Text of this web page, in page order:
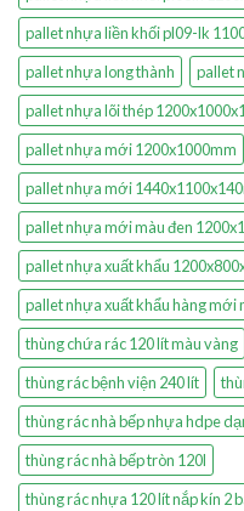
pallet nhựa liền khối pl09-lk
pallet nhựa long thành
pallet
pallet nhựa lõi thép
pallet nhựa mới 1200x1000mm
pallet nhựa mới
pallet nhựa mới màu đen
pallet nhựa xuất khẩu
pallet nhựa xuất khẩu hàng mới
thùng chứa rác 120 lít màu vàng
thùng rác bệnh viện 240 lít
thùng rác nhà bếp nhựa hdpe
thùng rác nhà bếp tròn 120l
thùng rác nhựa 120 lít nắp kín 2